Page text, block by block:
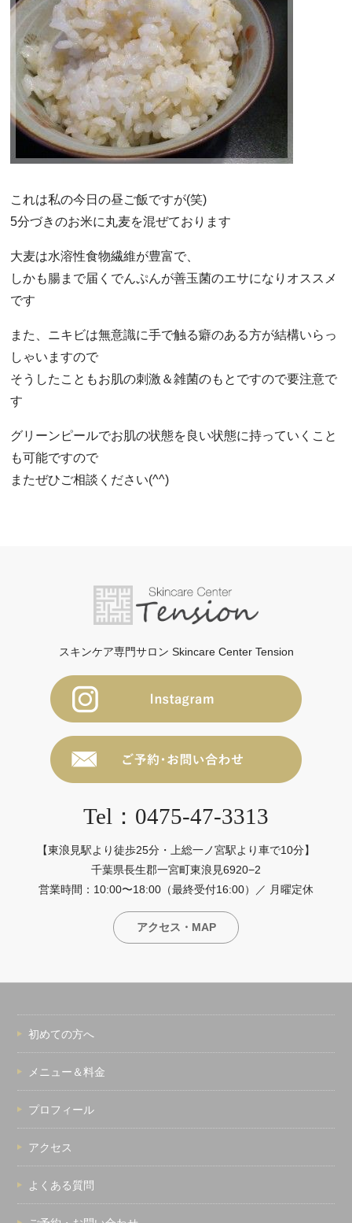
これは私の今日の昼ご飯ですが(笑)
5分づきのお米に丸麦を混ぜております
大麦は水溶性食物繊維が豊富で、
しかも腸まで届くでんぷんが善玉菌のエサになりオススメ
です
また、ニキビは無意識に手で触る癖のある方が結構いらっ
しゃいますので
そうしたこともお肌の刺激＆雑菌のもとですので要注意で
す
グリーンピールでお肌の状態を良い状態に持っていくこと
も可能ですので
またぜひご相談ください(^^)
スキンケア専門サロン Skincare Center Tension
Tel：0475-47-3313
【東浪見駅より徒歩25分・上総一ノ宮駅より車で10分】
千葉県長生郡一宮町東浪見6920−2
営業時間：10:00〜18:00（最終受付16:00）／ 月曜定休
アクセス・MAP
初めての方へ
メニュー＆料金
プロフィール
アクセス
よくある質問